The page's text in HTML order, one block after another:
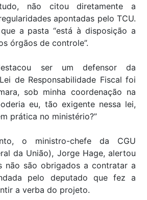
não citou diretamente a
apontadas pelo TCU.
a pasta “está à disposição a
órgãos de controle”.
ser um defensor da
de Responsabilidade Fiscal foi
sob minha coordenação na
eu, tão exigente nessa lei,
prática no ministério?”
o ministro-chefe da CGU
da União), Jorge Hage, alertou
não são obrigados a contratar a
pelo deputado que fez a
a verba do projeto.